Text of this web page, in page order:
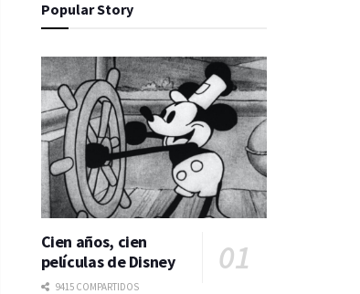
Popular Story
Cien años, cien
películas de Disney
9415 COMPARTIDOS